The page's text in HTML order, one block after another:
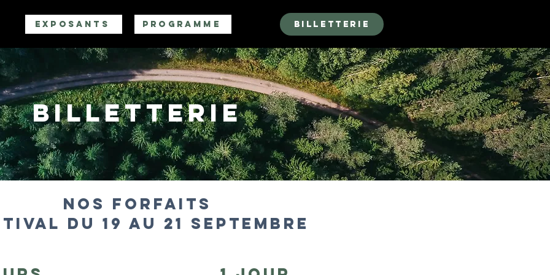
EXPOSANTS PROGRAMME Billetterie
BILLETTERIE
NOS FORFAITS
DU 19 AU 21 SEPTEMBRE